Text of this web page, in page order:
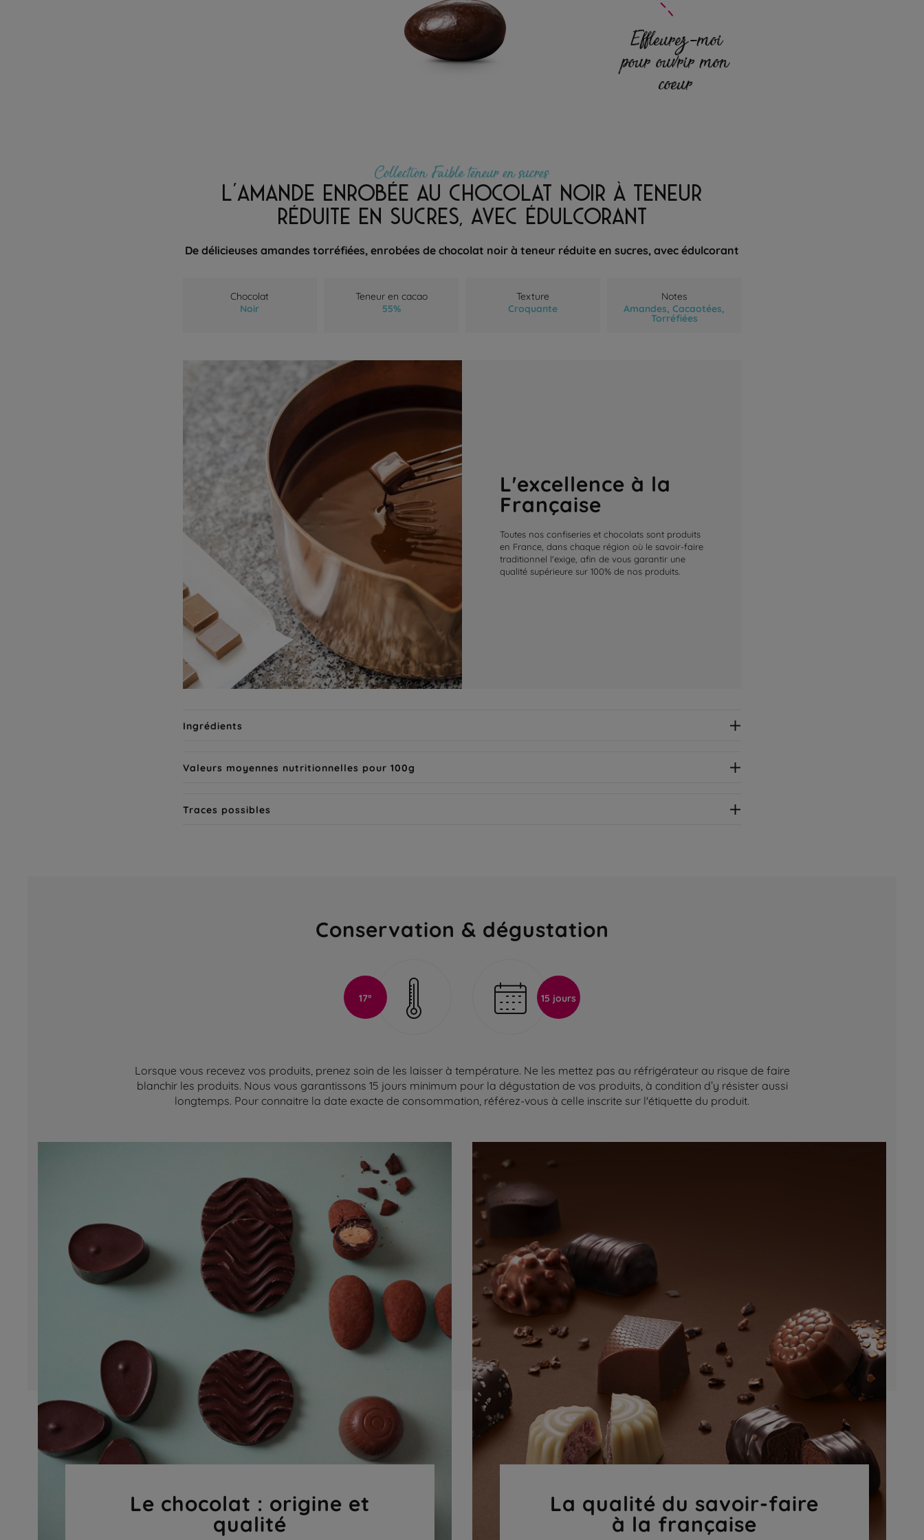
Effleurez-moi
pour ouvrir mon
coeur
Collection Faible teneur en sucres
L'AMANDE ENROBÉE AU CHOCOLAT NOIR À TENEUR
RÉDUITE EN SUCRES, AVEC ÉDULCORANT
De délicieuses amandes torréfiées, enrobées de chocolat noir à teneur réduite en sucres, avec édulcorant
Chocolat
Noir
Teneur en cacao
55%
Texture
Croquante
Notes
Amandes, Cacaotées,
Torréfiées
L'excellence à la
Française
Toutes nos confiseries et chocolats sont produits
en France, dans chaque région où le savoir-faire
traditionnel l'exige, afin de vous garantir une
qualité supérieure sur 100% de nos produits.
Ingrédients
Valeurs moyennes nutritionnelles pour 100g
Traces possibles
Conservation & dégustation
17° 15 jours
Lorsque vous recevez vos produits, prenez soin de les laisser à température. Ne les mettez pas au réfrigérateur au risque de faire
blanchir les produits. Nous vous garantissons 15 jours minimum pour la dégustation de vos produits, à condition d’y résister aussi
longtemps. Pour connaitre la date exacte de consommation, référez-vous à celle inscrite sur l'étiquette du produit.
Le chocolat : origine et
qualité
La qualité du savoir-faire
à la française